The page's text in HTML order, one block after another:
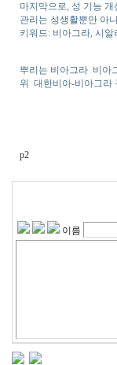
마지막으로, 성 기능
관리는 성생활뿐만 아
키워드: 비아그라, 시
뿌리는 비아그라 비아
위
대한비아-비아그라
p2
이름